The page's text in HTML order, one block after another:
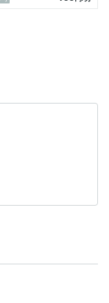
入れました。
思っていま